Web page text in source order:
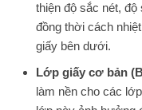
thiện độ sắc nét,
đồng thời cách
giấy bên dưới.
Lớp giấy cơ bản
làm nền cho các